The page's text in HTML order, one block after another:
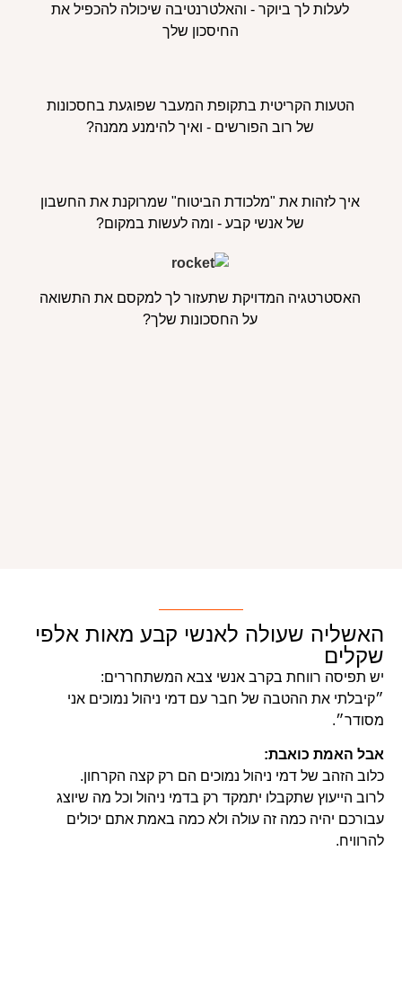
לעלות לך ביוקר - והאלטרנטיבה שיכולה להכפיל את
החיסכון שלך
הטעות הקריטית בתקופת המעבר שפוגעת בחסכונות
של רוב הפורשים - ואיך להימנע ממנה?
איך לזהות את "מלכודת הביטוח" שמרוקנת את החשבון
של אנשי קבע - ומה לעשות במקום?
האסטרטגיה המדויקת שתעזור לך למקסם את התשואה
על החסכונות שלך?
האשליה שעולה לאנשי קבע מאות אלפי
שקלים
יש תפיסה רווחת בקרב אנשי צבא המשתחררים:
״קיבלתי את ההטבה של חבר עם דמי ניהול נמוכים אני
מסודר״.
אבל האמת כואבת:
כלוב הזהב של דמי ניהול נמוכים הם רק קצה הקרחון.
לרוב הייעוץ שתקבלו יתמקד רק בדמי ניהול וכל מה שיוצג
עבורכם יהיה כמה זה עולה ולא כמה באמת אתם יכולים
להרוויח.